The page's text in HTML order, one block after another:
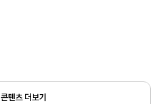
콘텐츠 더보기